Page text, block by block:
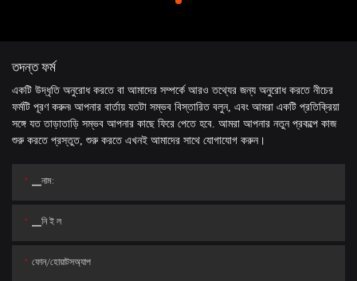
তদন্ত ফর্ম
একটি উদ্ধৃতি অনুরোধ করতে বা আমাদের সম্পর্কে আরও তথ্যের জন্য অনুরোধ করতে নীচের
ফর্মটি পূরণ করুন৷ আপনার বার্তায় যতটা সম্ভব বিস্তারিত বলুন, এবং আমরা একটি প্রতিক্রিয়া
সঙ্গে যত তাড়াতাড়ি সম্ভব আপনার কাছে ফিরে পেতে হবে. আমরা আপনার নতুন প্রকল্পে কাজ
শুরু করতে প্রস্তুত, শুরু করতে এখনই আমাদের সাথে যোগাযোগ করুন।
▁নাম:
▁নি ই ল
ফোন/হোয়াটসঅ্যাপ